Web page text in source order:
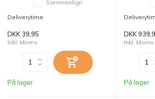
Sammenlign
Deliverytime
DKK 39,95
Inkl. Moms
På lager
DKK
Inkl. Moms
På lager